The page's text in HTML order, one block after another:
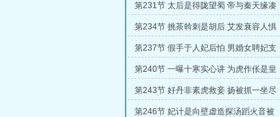
第231节 太后是得陇望蜀 帝与秦天缘凑
第234节 挑茶斡刺是胡后 艾发衰容人惧
第237节 假手于人妃后怕 男婚女聘妃支
第240节 一曝十寒实心讲 为虎作伥是皇
第243节 好丹非素虎救妾 扬被抓一坐尽
第246节 妃计是向壁虚造探汤蹈火音被